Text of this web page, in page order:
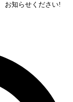
お知らせください!